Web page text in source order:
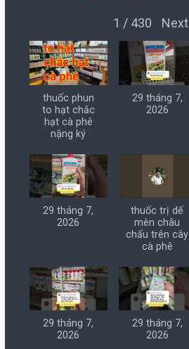
1 / 430 Next
thuốc phun
to hạt chắc
hạt cà phê
nặng ký
29 tháng 7,
2026
29 tháng 7,
2026
thuốc trị dế
mèn châu
chấu trên cây
cà phê
29 tháng 7,
2026
29 tháng 7,
2026